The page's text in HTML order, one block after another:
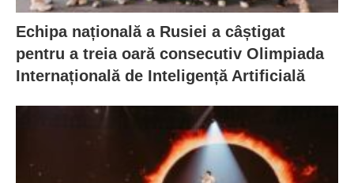
Echipa națională a Rusiei a câștigat
pentru a treia oară consecutiv Olimpiada
Internațională de Inteligență Artificială